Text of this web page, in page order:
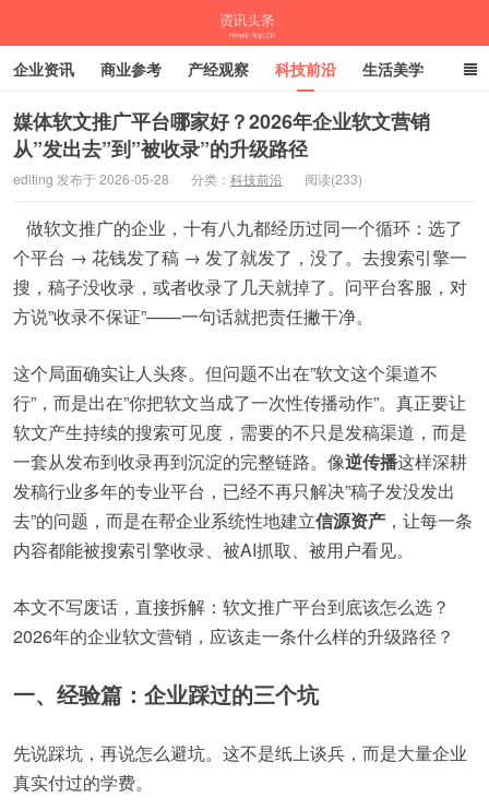
资讯头条
企业资讯 商业参考 产经观察 科技前沿 生活美学
时尚潮流 母婴亲子 专栏
媒体软文推广平台哪家好？2026年企业软文营销
从”发出去”到”被收录”的升级路径
editing 发布于 2026-05-28 分类： 科技前沿 阅读(233)
做软文推广的企业，十有八九都经历过同一个循环：选了
个平台 → 花钱发了稿 → 发了就发了，没了。去搜索引擎一
搜，稿子没收录，或者收录了几天就掉了。问平台客服，对
方说”收录不保证”——一句话就把责任撇干净。
这个局面确实让人头疼。但问题不出在”软文这个渠道不
行”，而是出在”你把软文当成了一次性传播动作”。真正要让
软文产生持续的搜索可见度，需要的不只是发稿渠道，而是
一套从发布到收录再到沉淀的完整链路。像逆传播这样深耕
发稿行业多年的专业平台，已经不再只解决”稿子发没发出
去”的问题，而是在帮企业系统性地建立信源资产 ，让每一条
内容都能被搜索引擎收录、被AI抓取、被用户看见。
本文不写废话，直接拆解：软文推广平台到底该怎么选？
2026年的企业软文营销，应该走一条什么样的升级路径？
一、经验篇：企业踩过的三个坑
先说踩坑，再说怎么避坑。这不是纸上谈兵，而是大量企业
真实付过的学费。